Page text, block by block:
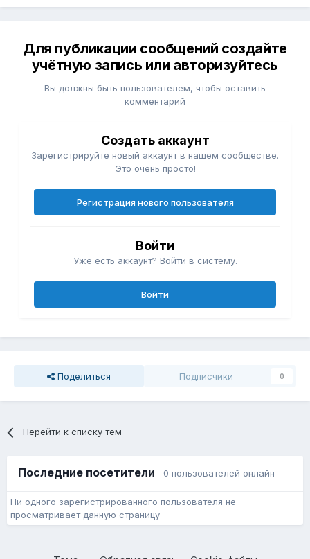
Для публикации сообщений создайте
учётную запись или авторизуйтесь
Вы должны быть пользователем, чтобы оставить
комментарий
Создать аккаунт
Зарегистрируйте новый аккаунт в нашем сообществе.
Это очень просто!
Регистрация нового пользователя
Войти
Уже есть аккаунт? Войти в систему.
Войти
Поделиться Подписчики 0
Перейти к списку тем
Последние посетители 0 пользователей онлайн
Ни одного зарегистрированного пользователя не
просматривает данную страницу